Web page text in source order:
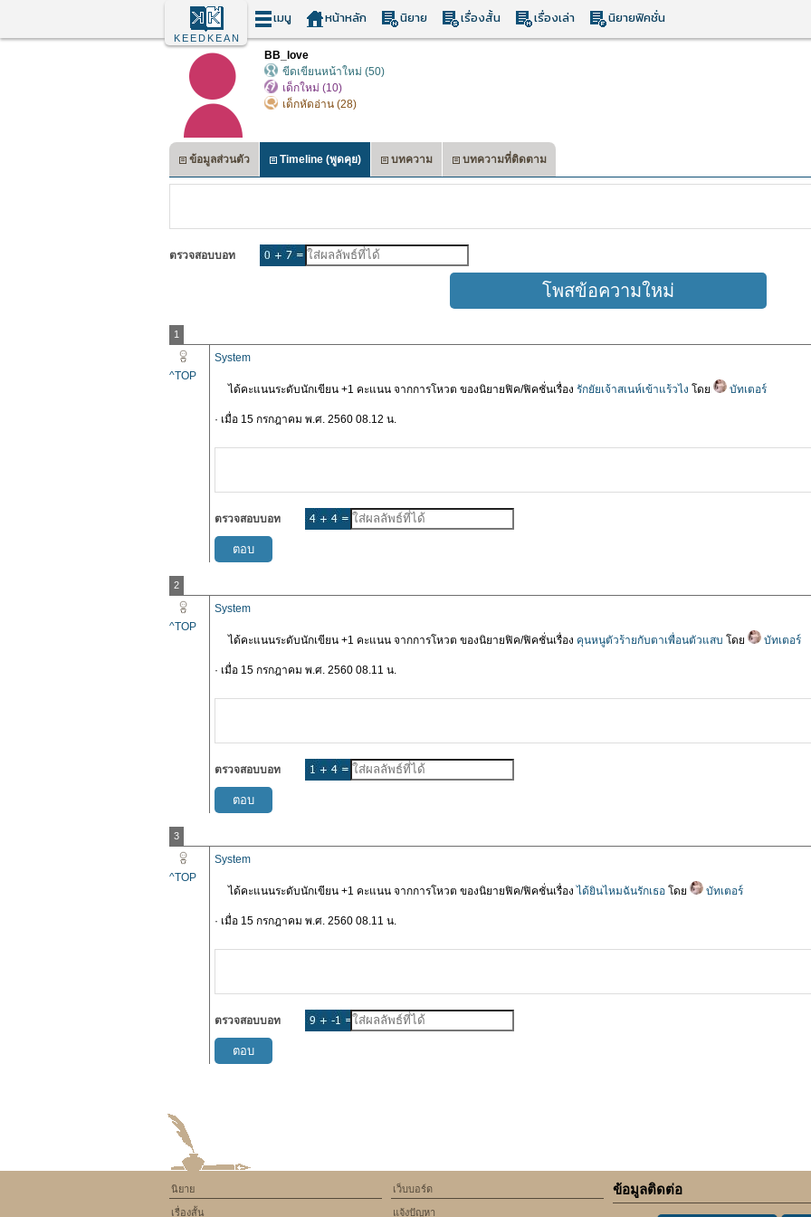
KEEDKEAN
เมนู หน้าหลัก นิยาย เรื่องสั้น เรื่องเล่า นิยายฟิคชั่น
BB_love
ขีดเขียนหน้าใหม่ (50)
เด็กใหม่ (10)
เด็กหัดอ่าน (28)
ข้อมูลส่วนตัว Timeline (พูดคุย) บทความ บทความที่ติดตาม
ตรวจสอบบอท
1
^TOP
System
ได้คะแนนระดับนักเขียน +1 คะแนน จากการโหวต ของนิยายฟิค/ฟิคชั่นเรื่อง รักยัยเจ้าสเนห์เข้าแร้วไง โดย บัทเตอร์
· เมื่อ 15 กรกฎาคม พ.ศ. 2560 08.12 น.
ตรวจสอบบอท
2
^TOP
System
ได้คะแนนระดับนักเขียน +1 คะแนน จากการโหวต ของนิยายฟิค/ฟิคชั่นเรื่อง คุนหนูตัวร้ายกับตาเพื่อนตัวแสบ โดย บัทเตอร์
· เมื่อ 15 กรกฎาคม พ.ศ. 2560 08.11 น.
ตรวจสอบบอท
3
^TOP
System
ได้คะแนนระดับนักเขียน +1 คะแนน จากการโหวต ของนิยายฟิค/ฟิคชั่นเรื่อง ได้ยินไหมฉันรักเธอ โดย บัทเตอร์
· เมื่อ 15 กรกฎาคม พ.ศ. 2560 08.11 น.
ตรวจสอบบอท
เว็บบอร์ด
แจ้งปัญหา
นิยาย
เรื่องสั้น
ข้อมูลติดต่อ